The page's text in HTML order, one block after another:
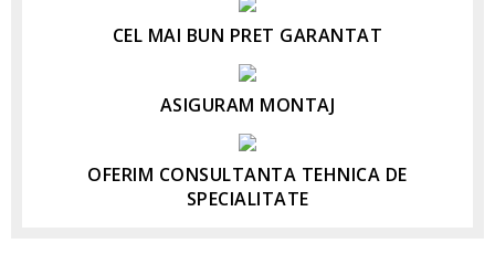
CEL MAI BUN PRET GARANTAT
ASIGURAM MONTAJ
OFERIM CONSULTANTA TEHNICA DE
SPECIALITATE